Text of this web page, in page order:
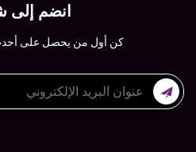
انضم إلى
كن أول من يحصل على أحدث